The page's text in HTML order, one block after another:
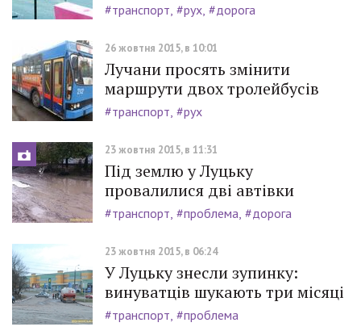
#транспорт #рух #дорога
26 жовтня 2015, в 10:01
Лучани просять змінити
маршрути двох тролейбусів
#транспорт #рух
23 жовтня 2015, в 11:31
Під землю у Луцьку
провалилися дві автівки
#транспорт #проблема #дорога
23 жовтня 2015, в 06:24
У Луцьку знесли зупинку:
винуватців шукають три місяці
#транспорт #проблема